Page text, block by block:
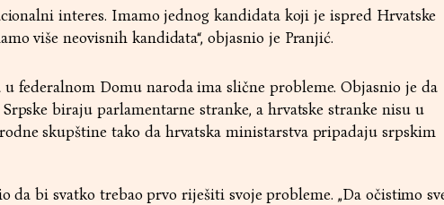
interes. Imamo jednog kandidata koji je ispred Hrvatske
više neovisnih kandidata“, objasnio je Pranjić.
federalnom Domu naroda ima slične probleme. Objasnio je da
biraju parlamentarne stranke, a hrvatske stranke nisu u
skupštine tako da hrvatska ministarstva pripadaju srpskim
da bi svatko trebao prvo riješiti svoje probleme. „Da očistimo